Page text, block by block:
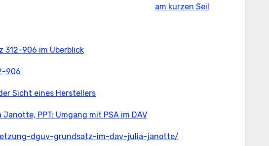
am kurzen Seil
312-906 im Überblick
906
Sicht eines Herstellers
Janotte, PPT: Umgang mit PSA im DAV
dguv-grundsatz-im-dav-julia-janotte/